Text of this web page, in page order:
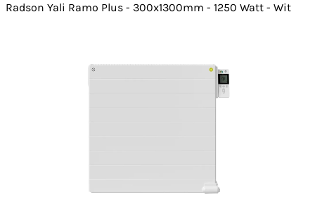
Radson Yali Ramo Plus - 300x1300mm - 1250 Watt - Wit